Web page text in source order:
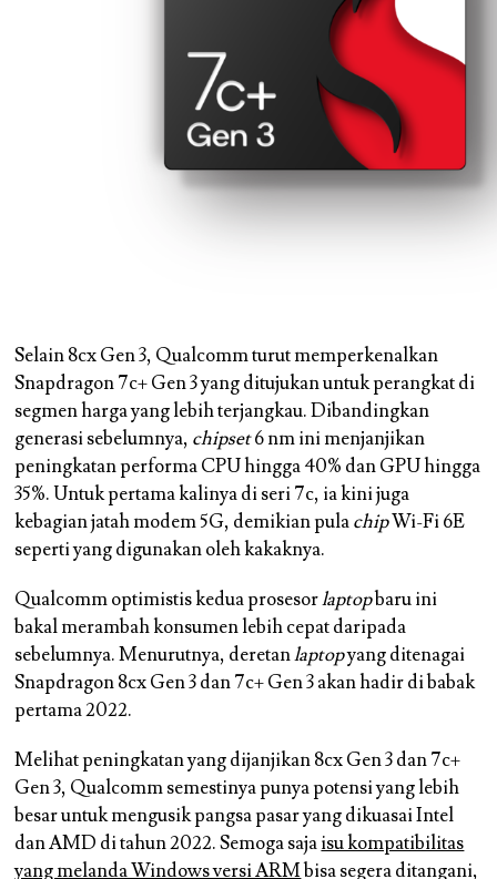
Selain 8cx Gen 3, Qualcomm turut memperkenalkan
Snapdragon 7c+ Gen 3 yang ditujukan untuk perangkat di
segmen harga yang lebih terjangkau. Dibandingkan
generasi sebelumnya, chipset6 nm ini menjanjikan
peningkatan performa CPU hingga 40% dan GPU hingga
35%. Untuk pertama kalinya di seri 7c, ia kini juga
kebagian jatah modem 5G, demikian pulachipWi-Fi 6E
seperti yang digunakan oleh kakaknya.
Qualcomm optimistis kedua prosesorlaptopbaru ini
bakal merambah konsumen lebih cepat daripada
sebelumnya. Menurutnya, deretanlaptopyang ditenagai
Snapdragon 8cx Gen 3 dan 7c+ Gen 3 akan hadir di babak
pertama 2022.
Melihat peningkatan yang dijanjikan 8cx Gen 3 dan 7c+
Gen 3, Qualcomm semestinya punya potensi yang lebih
besar untuk mengusik pangsa pasar yang dikuasai Intel
dan AMD di tahun 2022. Semoga sajaisu kompatibilitas
yang melanda Windows versi ARMbisa segera ditangani,